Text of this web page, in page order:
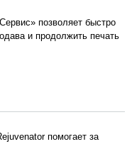
позволяет быстро
и продолжить печать
помогает за